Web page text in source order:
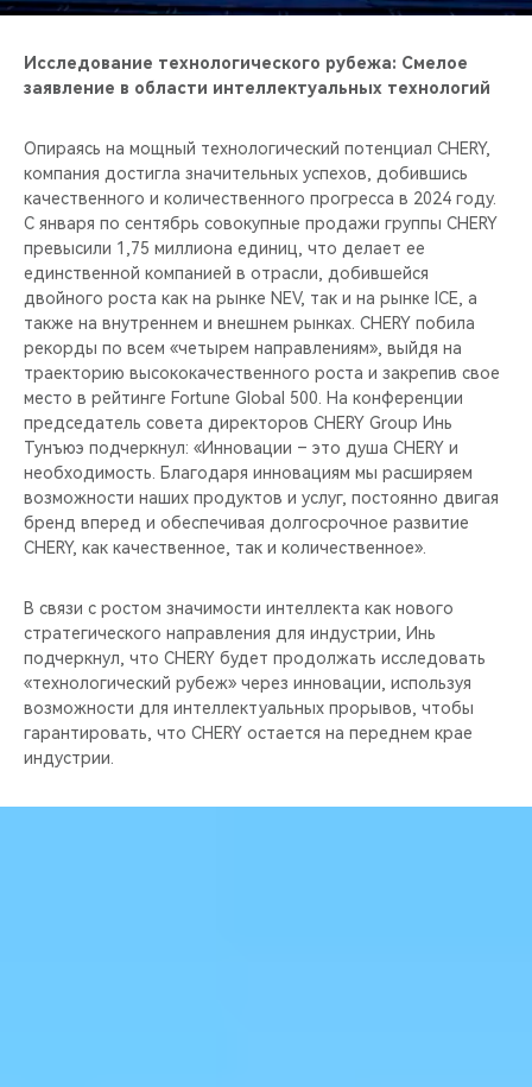
Исследование технологического рубежа: Смелое
заявление в области интеллектуальных технологий
Опираясь на мощный технологический потенциал CHERY,
компания достигла значительных успехов, добившись
качественного и количественного прогресса в 2024 году.
С января по сентябрь совокупные продажи группы CHERY
превысили 1,75 миллиона единиц, что делает ее
единственной компанией в отрасли, добившейся
двойного роста как на рынке NEV, так и на рынке ICE, а
также на внутреннем и внешнем рынках. CHERY побила
рекорды по всем «четырем направлениям», выйдя на
траекторию высококачественного роста и закрепив свое
место в рейтинге Fortune Global 500. На конференции
председатель совета директоров CHERY Group Инь
Тунъюэ подчеркнул: «Инновации – это душа CHERY и
необходимость. Благодаря инновациям мы расширяем
возможности наших продуктов и услуг, постоянно двигая
бренд вперед и обеспечивая долгосрочное развитие
CHERY, как качественное, так и количественное».
В связи с ростом значимости интеллекта как нового
стратегического направления для индустрии, Инь
подчеркнул, что CHERY будет продолжать исследовать
«технологический рубеж» через инновации, используя
возможности для интеллектуальных прорывов, чтобы
гарантировать, что CHERY остается на переднем крае
индустрии.